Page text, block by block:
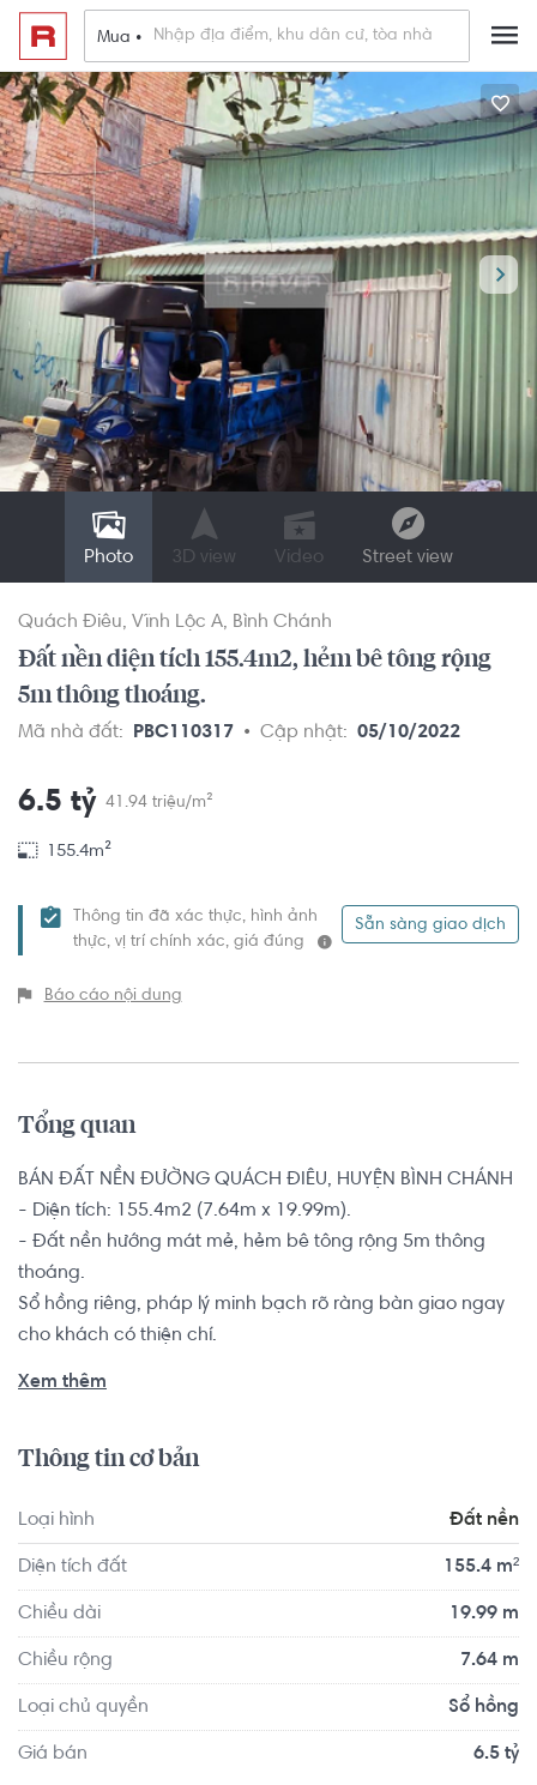
Mua •
Photo 3D view Video Street view
Quách Điêu Vĩnh Lộc A Bình Chánh
Đất nền diện tích 155.4m2, hẻm bê tông rộng
5m thông thoáng.
Mã nhà đất: PBC110317 Cập nhật: 05/10/2022
6.5 tỷ 41.94 triệu/m²
155.4m²
Thông tin đã xác thực, hình ảnh
thực, vị trí chính xác, giá đúng
Sẵn sàng giao dịch
Báo cáo nội dung
Tổng quan
BÁN ĐẤT NỀN ĐƯỜNG QUÁCH ĐIÊU, HUYỆN BÌNH CHÁNH
- Diện tích: 155.4m2 (7.64m x 19.99m).
- Đất nền hướng mát mẻ, hẻm bê tông rộng 5m thông
thoáng.
Sổ hồng riêng, pháp lý minh bạch rõ ràng bàn giao ngay
cho khách có thiện chí.
hàng quán xá, gần UBND xã, chợ Vĩnh Lộc, các KCN. Ráp
tuyến đường QL1A.
Xem thêm
Thông tin cơ bản
Loại hình Đất nền
Diện tích đất 155.4 m²
Chiều dài 19.99 m
Chiều rộng 7.64 m
Loại chủ quyền Sổ hồng
Giá bán 6.5 tỷ